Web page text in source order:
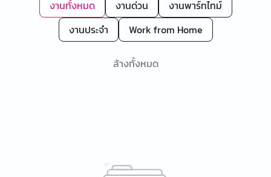
งานทั้งหมด งานด่วน
งานพาร์ทไทม์
งานประจำ
Work from Home
ล้างทั้งหมด